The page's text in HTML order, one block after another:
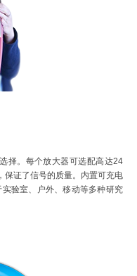
择。每个放大器可选配高达24
保证了信号的质量。内置可充电
验室、户外、移动等多种研究